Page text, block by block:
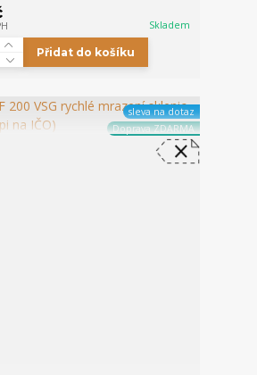
Skladem
Přidat do košíku
sleva na dotaz
Doprava ZDARMA